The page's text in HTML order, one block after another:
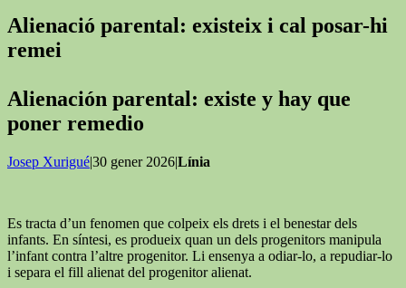
Alienació parental: existeix i cal posar-hi
remei
Alienación parental: existe y hay que
poner remedio
Josep Xurigué|30 gener 2026|Línia
Es tracta d’un fenomen que colpeix els drets i el benestar dels
infants. En síntesi, es produeix quan un dels progenitors manipula
l’infant contra l’altre progenitor. Li ensenya a odiar-lo, a repudiar-lo
i separa el fill alienat del progenitor alienat.